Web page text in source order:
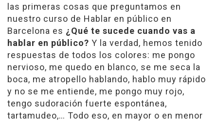
las primeras cosas que preguntamos en
nuestro curso de Hablar en público en
Barcelona es ¿Qué te sucede cuando vas a
hablar en público? Y la verdad, hemos tenido
respuestas de todos los colores: me pongo
nervioso, me quedo en blanco, se me seca la
boca, me atropello hablando, hablo muy rápido
y no se me entiende, me pongo muy rojo,
tengo sudoración fuerte espontánea,
tartamudeo,… Todo eso, en mayor o en menor